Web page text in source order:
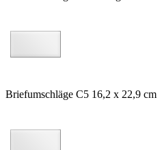
Briefumschläge C5 16,2 x 22,9 cm